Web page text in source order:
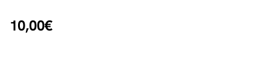
10,00€